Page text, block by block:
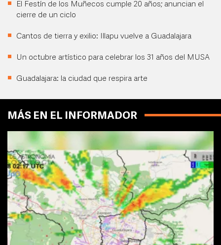
El Festín de los Muñecos cumple 20 años; anuncian el
cierre de un ciclo
Cantos de tierra y exilio: Illapu vuelve a Guadalajara
Un octubre artístico para celebrar los 31 años del MUSA
Guadalajara: la ciudad que respira arte
MÁS EN EL INFORMADOR